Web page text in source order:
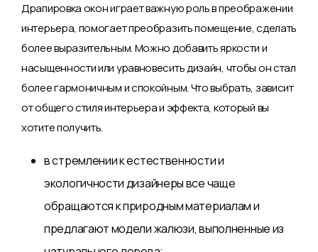
Драпировка окон играет важную роль в преображении
интерьера, помогает преобразить помещение, сделать
более выразительным. Можно добавить яркости и
насыщенности или уравновесить дизайн, чтобы он стал
более гармоничным и спокойным. Что выбрать, зависит
от общего стиля интерьера и эффекта, который вы
хотите получить.
в стремлении к естественности и
экологичности дизайнеры все чаще
обращаются к природным материалам и
предлагают модели жалюзи, выполненные из